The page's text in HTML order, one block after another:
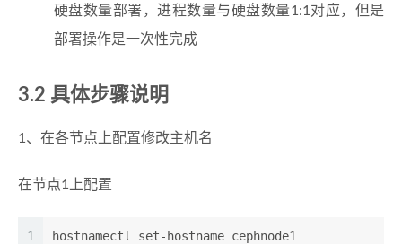
硬盘数量部署，进程数量与硬盘数量1:1对应，但是
部署操作是一次性完成
3.2 具体步骤说明
1、在各节点上配置修改主机名
在节点1上配置
1 hostnamectl set-hostname cephnode1